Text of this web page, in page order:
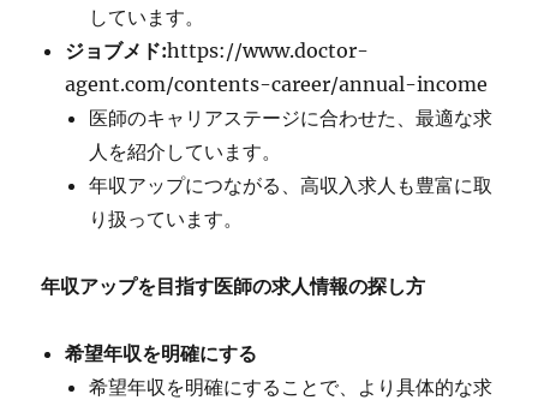
しています。
ジョブメド:https://www.doctor-
agent.com/contents-career/annual-income
医師のキャリアステージに合わせた、最適な求
人を紹介しています。
年収アップにつながる、高収入求人も豊富に取
り扱っています。
年収アップを目指す医師の求人情報の探し方
希望年収を明確にする
希望年収を明確にすることで、より具体的な求